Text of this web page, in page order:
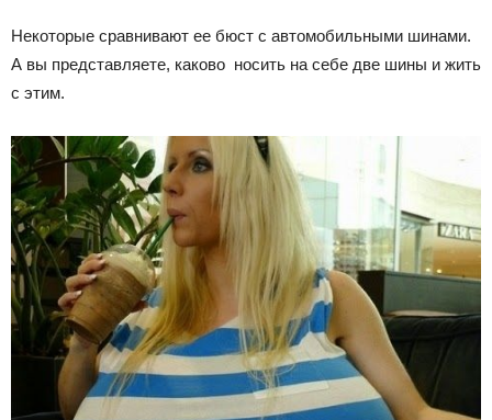
Некоторые сравнивают ее бюст с автомобильными шинами.
А вы представляете, каково носить на себе две шины и жить
с этим.